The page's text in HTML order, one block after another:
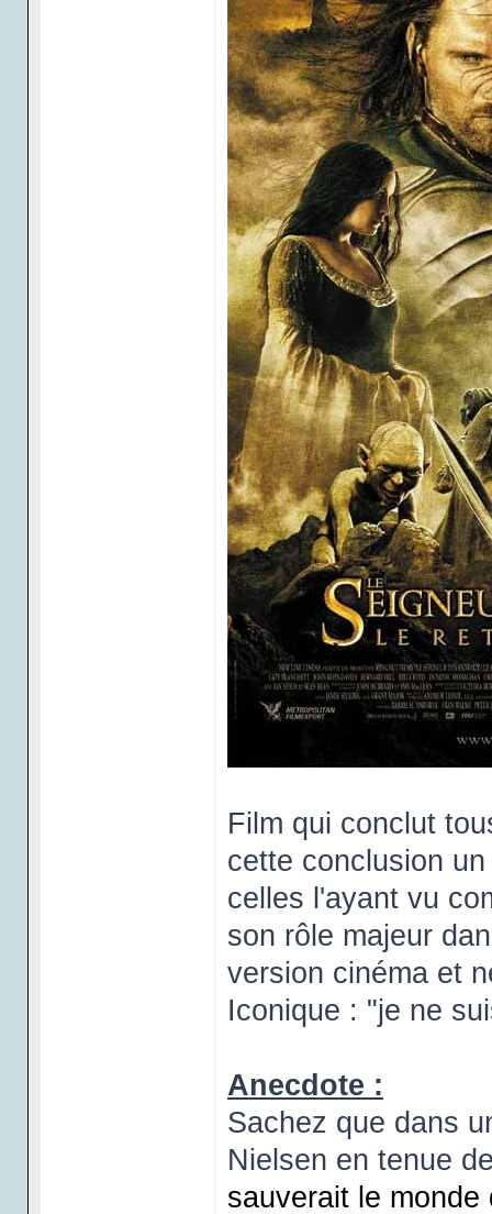
Film qui conclut
cette conclusion
celles l'ayant vu
son rôle majeur
version cinéma et
Iconique : "je ne
Anecdote :
Sachez que dans
Nielsen en tenue
sauverait le